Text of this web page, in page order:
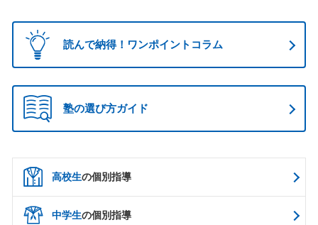
読んで納得！ワンポイントコラム
塾の選び方ガイド
高校生の個別指導
中学生の個別指導